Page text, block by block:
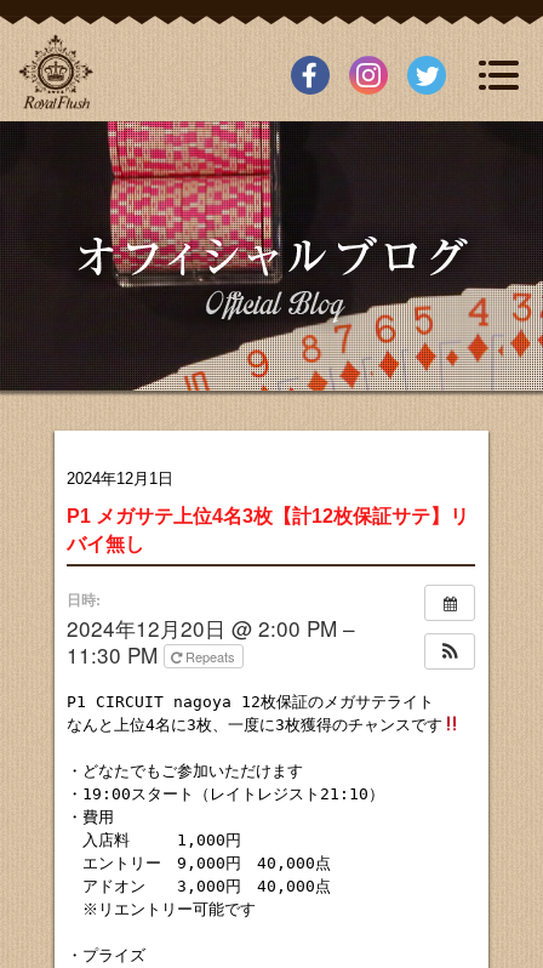
2024年12月1日
P1 メガサテ上位4名3枚【計12枚保証サテ】リ
バイ無し
日時:
2024年12月20日 @ 2:00 PM –
11:30 PM
Repeats
P1 CIRCUIT nagoya 12枚保証のメガサテライト
なんと上位4名に3枚、一度に3枚獲得のチャンスです
・どなたでもご参加いただけます
・19:00スタート（レイトレジスト21:10）
・費用
入店料　　　1,000円
エントリー　9,000円　40,000点
アドオン　　3,000円　40,000点
※リエントリー可能です
・プライズ